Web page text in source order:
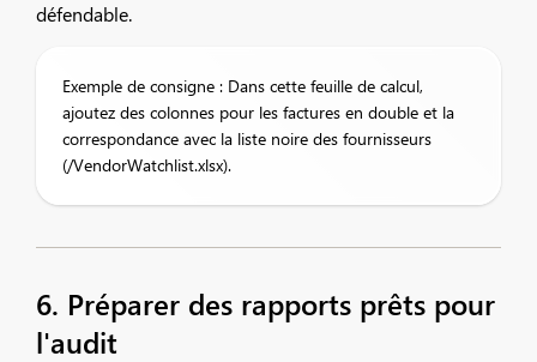
défendable.
Exemple de consigne : Dans cette feuille de calcul,
ajoutez des colonnes pour les factures en double et la
correspondance avec la liste noire des fournisseurs
(/VendorWatchlist.xlsx).
6. Préparer des rapports prêts pour
l'audit